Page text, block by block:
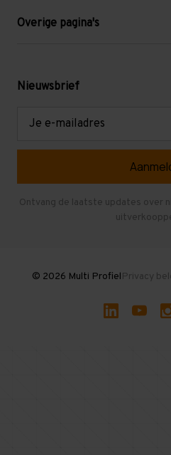
Blog
Levering en afhalen
Overige pagina's
Mezzanine
Gebruikte entresolvloeren
Nieuwsbrief
Ontvang de laatste updates over
© 2026 Multi ProfielPrivacy